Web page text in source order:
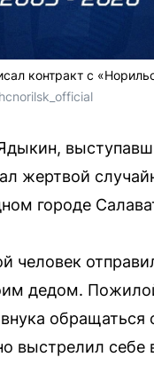
контракт с
жертвой
городе
человек
дедом.
выстрелил себе